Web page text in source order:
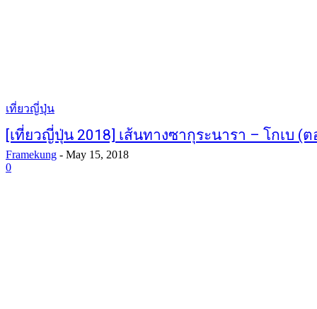
เที่ยวญี่ปุ่น
[เที่ยวญี่ปุ่น 2018] เส้นทางซากุระนารา – โกเบ (
Framekung - May 15, 2018
0